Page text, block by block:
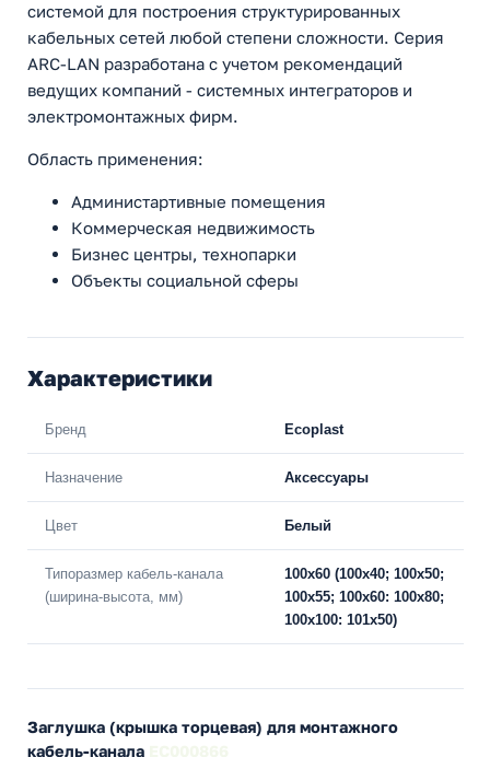
системой для построения структурированных
кабельных сетей любой степени сложности. Серия
ARC-LAN разработана с учетом рекомендаций
ведущих компаний - системных интеграторов и
электромонтажных фирм.
Область применения:
Администартивные помещения
Коммерческая недвижимость
Бизнес центры, технопарки
Объекты социальной сферы
Характеристики
Бренд Ecoplast
Назначение Аксессуары
Цвет Белый
Типоразмер кабель-канала
(ширина-высота, мм)
100х60 (100х40; 100х50;
100х55; 100х60: 100х80;
100х100: 101х50)
Заглушка (крышка торцевая) для монтажного
кабель-канала